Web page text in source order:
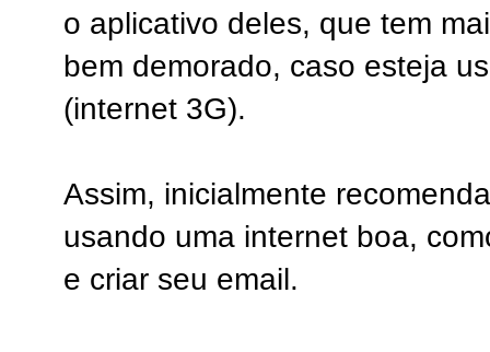
o aplicativo deles, que tem
bem demorado, caso esteja
(internet 3G).
Assim, inicialmente
usando uma internet boa,
e criar seu email.